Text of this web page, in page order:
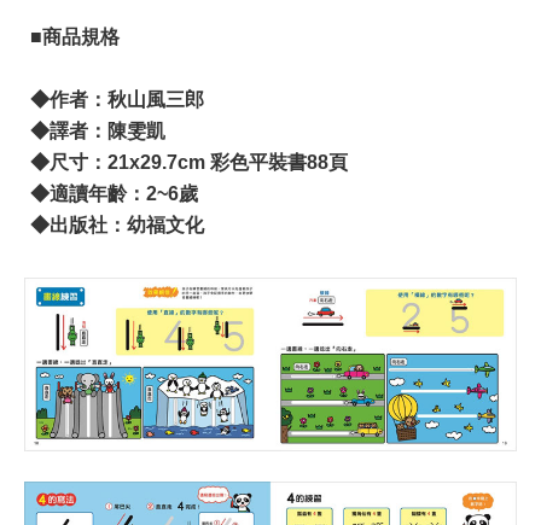
■商品規格
​◆作者：秋山風三郎
​◆譯者：陳雯凱
◆尺寸：21x29.7cm 彩色平裝書88頁
◆適讀年齡：2~6歲
​◆出版社：幼福文化